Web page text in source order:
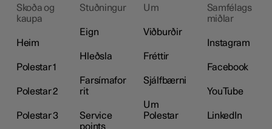
Skoða og
kaupa
Heim
Polestar 1
Polestar 2
Polestar 3
Stuðningur
Eign
Hleðsla
Farsímafor
rit
Service
points
Um
Viðburðir
Fréttir
Sjálfbærni
Um
Polestar
Samfélags
miðlar
Instagram
Facebook
YouTube
LinkedIn